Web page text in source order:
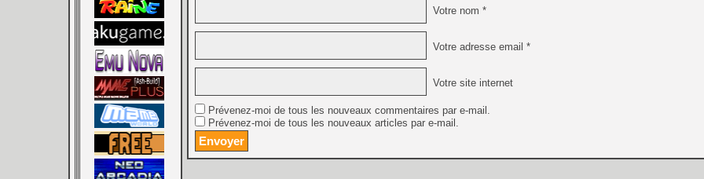
[LS] [PS5] Premiers
Votre nom *
Votre adresse email *
Votre site internet
Prévenez-moi de tous les nouveaux commentaires par e-mail.
Prévenez-moi de tous les nouveaux articles par e-mail.